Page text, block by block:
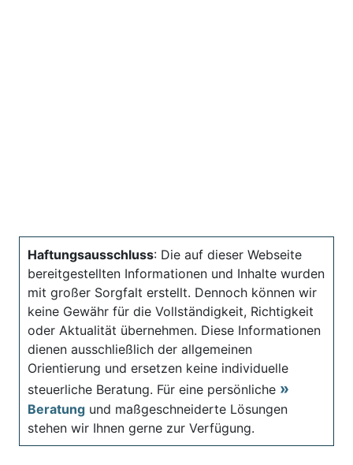
Haftungsausschluss: Die auf dieser Webseite
bereitgestellten Informationen und Inhalte wurden
mit großer Sorgfalt erstellt. Dennoch können wir
keine Gewähr für die Vollständigkeit, Richtigkeit
oder Aktualität übernehmen. Diese Informationen
dienen ausschließlich der allgemeinen
Orientierung und ersetzen keine individuelle
steuerliche Beratung. Für eine persönliche
Beratung und maßgeschneiderte Lösungen
stehen wir Ihnen gerne zur Verfügung.